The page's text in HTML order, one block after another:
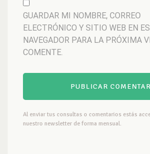
GUARDAR MI NOMBRE, CORREO
ELECTRÓNICO Y SITIO WEB EN
NAVEGADOR PARA LA PRÓXIMA
COMENTE.
Al enviar tus consultas o comentarios estás
nuestro newsletter de forma mensual.